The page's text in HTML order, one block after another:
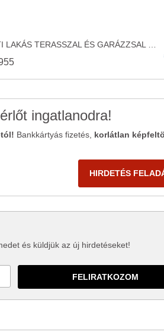
ingatlanodra!
tól! Bankkártyás fizetés, korlátlan
HIRDETÉS
és küldjük az új hirdetéseket!